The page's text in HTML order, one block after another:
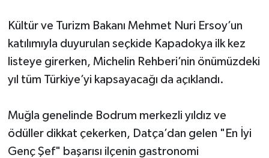
Kültür ve Turizm Bakanı Mehmet Nuri Ersoy’un
katılımıyla duyurulan seçkide Kapadokya ilk kez
listeye girerken, Michelin Rehberi’nin önümüzdeki
yıl tüm Türkiye’yi kapsayacağı da açıklandı.
Muğla genelinde Bodrum merkezli yıldız ve
ödüller dikkat çekerken, Datça’dan gelen "En İyi
Genç Şef" başarısı ilçenin gastronomi